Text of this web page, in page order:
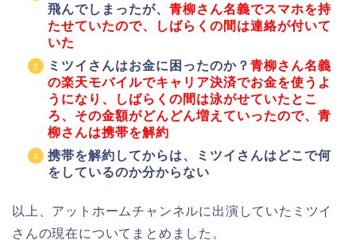
飛んでしまったが、 青柳さん名義でスマホを持
たせていたので、しばらくの間は連絡が付いて
いた
ミツイさんはお金に困ったのか？ 青柳さん名義
の楽天モバイルでキャリア決済でお金を使うよ
うになり、しばらくの間は泳がせていたとこ
ろ、 その金額がどんどん増えていったので、青
柳さんは携帯を解約
携帯を解約してからは、ミツイさんはどこで何
をしているのか分からない
以上、アットホームチャンネルに出演していたミツイ
さんの現在についてまとめました。